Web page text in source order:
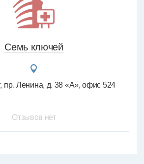
Семь ключей
пр. Ленина, д. 38 «А», офис 524
Отзывов нет